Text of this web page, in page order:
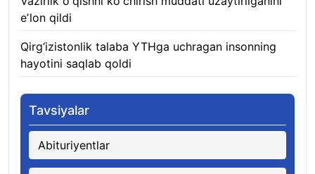
eʼlon qildi
Qirg‘izistonlik talaba YTHga uchragan insonning
hayotini saqlab qoldi
Tavsiyalar
Abituriyentlar